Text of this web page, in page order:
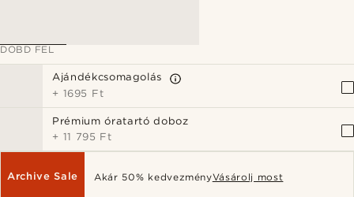
DOBD FEL
Ajándékcsomagolás
+ 1695 Ft
Prémium óratartó doboz
+ 11 795 Ft
Archive Sale Akár 50% kedvezményVásárolj most